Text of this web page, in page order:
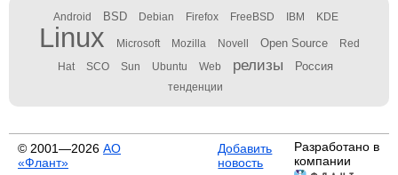
Android BSD Debian Firefox FreeBSD IBM KDE
Linux Microsoft Mozilla Novell Open Source Red
Hat SCO Sun Ubuntu Web релизы Россия
тенденции
© 2001—2026 АО
«Флант»
Добавить
новость
Разработано в
компании